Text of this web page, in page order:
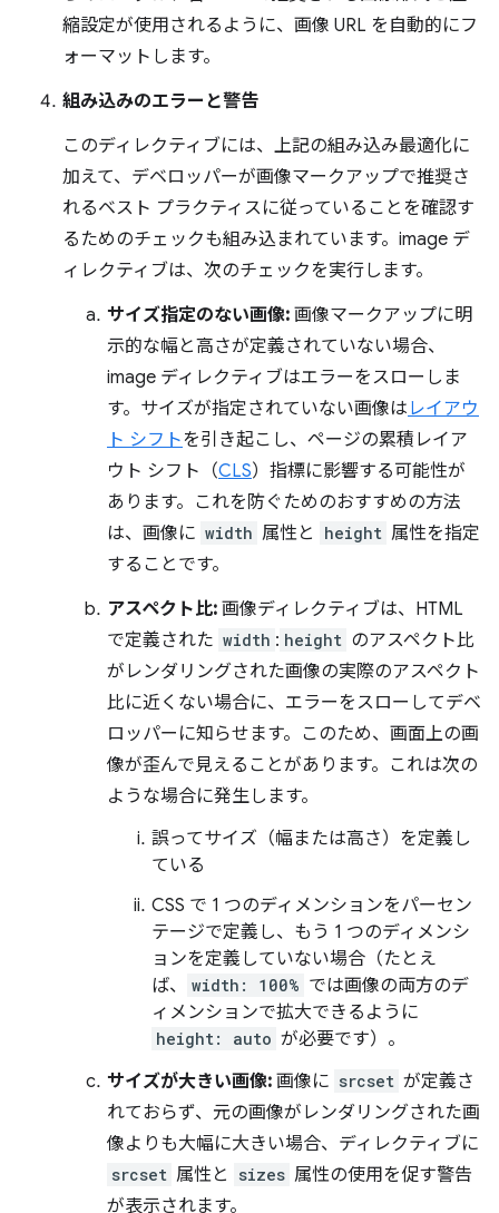
縮設定が使用されるように、画像 URL を自動的にフ
ォーマットします。
組み込みのエラーと警告
このディレクティブには、上記の組み込み最適化に
加えて、デベロッパーが画像マークアップで推奨さ
れるベスト プラクティスに従っていることを確認す
るためのチェックも組み込まれています。image デ
ィレクティブは、次のチェックを実行します。
サイズ指定のない画像: 画像マークアップに明
示的な幅と高さが定義されていない場合、
image ディレクティブはエラーをスローしま
す。サイズが指定されていない画像は レイアウ
ト シフトを引き起こし、ページの累積レイア
ウト シフト（CLS）指標に影響する可能性が
あります。これを防ぐためのおすすめの方法
は、画像に width 属性と height 属性を指定
することです。
アスペクト比: 画像ディレクティブは、HTML
で定義された width : height のアスペクト比
がレンダリングされた画像の実際のアスペクト
比に近くない場合に、エラーをスローしてデベ
ロッパーに知らせます。このため、画面上の画
像が歪んで見えることがあります。これは次の
ような場合に発生します。
誤ってサイズ（幅または高さ）を定義し
ている
CSS で 1 つのディメンションをパーセン
テージで定義し、もう 1 つのディメンシ
ョンを定義していない場合（たとえ
ば、
width: 100% では画像の両方のデ
ィメンションで拡大できるように
height: auto が必要です）。
サイズが大きい画像: 画像に srcset が定義さ
れておらず、元の画像がレンダリングされた画
像よりも大幅に大きい場合、ディレクティブに
srcset 属性と sizes 属性の使用を促す警告
が表示されます。